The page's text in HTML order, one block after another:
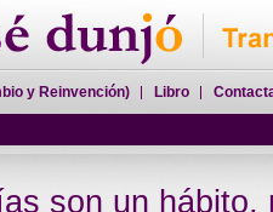
son un hábito,
y Reinvención) Libro